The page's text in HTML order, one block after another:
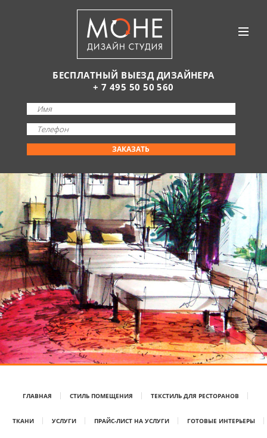
БЕСПЛАТНЫЙ ВЫЕЗД ДИЗАЙНЕРА
+ 7 495 50 50 560
ЗАКАЗАТЬ
ГЛАВНАЯ СТИЛЬ ПОМЕЩЕНИЯ ТЕКСТИЛЬ ДЛЯ РЕСТОРАНОВ
ТКАНИ УСЛУГИ ПРАЙС-ЛИСТ НА УСЛУГИ ГОТОВЫЕ ИНТЕРЬЕРЫ